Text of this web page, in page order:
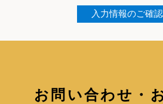
番号、メールアドレス、
お問い合わせ・